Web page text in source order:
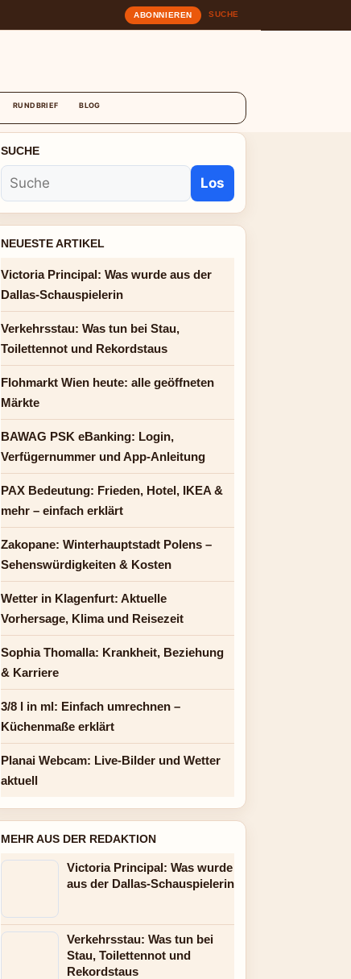
ABONNIEREN SUCHE
RUNDBRIEF BLOG
SUCHE
Los
NEUESTE ARTIKEL
Victoria Principal: Was wurde aus der
Dallas-Schauspielerin
Verkehrsstau: Was tun bei Stau,
Toilettennot und Rekordstaus
Flohmarkt Wien heute: alle geöffneten
Märkte
BAWAG PSK eBanking: Login,
Verfügernummer und App-Anleitung
PAX Bedeutung: Frieden, Hotel, IKEA &
mehr – einfach erklärt
Zakopane: Winterhauptstadt Polens –
Sehenswürdigkeiten & Kosten
Wetter in Klagenfurt: Aktuelle
Vorhersage, Klima und Reisezeit
Sophia Thomalla: Krankheit, Beziehung
& Karriere
3/8 l in ml: Einfach umrechnen –
Küchenmaße erklärt
Planai Webcam: Live-Bilder und Wetter
aktuell
MEHR AUS DER REDAKTION
Victoria Principal: Was wurde
aus der Dallas-Schauspielerin
Verkehrsstau: Was tun bei
Stau, Toilettennot und
Rekordstaus